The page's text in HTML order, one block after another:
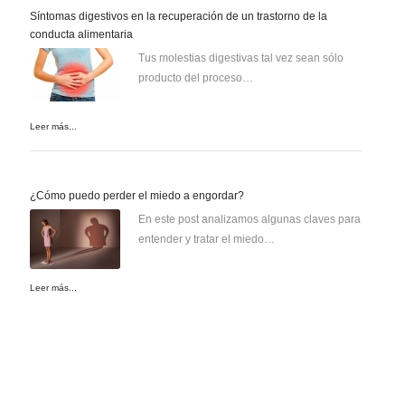
Síntomas digestivos en la recuperación de un trastorno de la
conducta alimentaria
Tus molestias digestivas tal vez sean sólo
producto del proceso…
Leer más...
¿Cómo puedo perder el miedo a engordar?
En este post analizamos algunas claves para
entender y tratar el miedo…
Leer más...